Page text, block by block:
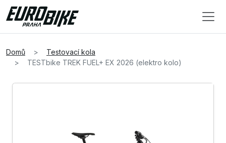
Domů
Testovací kola
TESTbike TREK FUEL+ EX 2026 (elektro kolo)